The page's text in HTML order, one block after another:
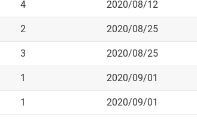
4 2020/08/12
2 2020/08/25
3 2020/08/25
1 2020/09/01
1 2020/09/01